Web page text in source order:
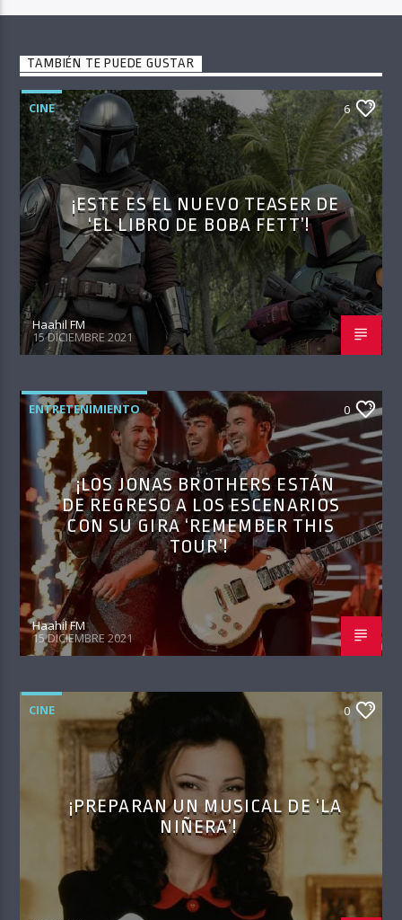
TAMBIÉN TE PUEDE GUSTAR
CINE 6
¡ESTE ES EL NUEVO TEASER DE
‘EL LIBRO DE BOBA FETT’!
Haahil FM
15 DICIEMBRE 2021
ENTRETENIMIENTO 0
¡LOS JONAS BROTHERS ESTÁN
DE REGRESO A LOS ESCENARIOS
CON SU GIRA ‘REMEMBER THIS
TOUR’!
Haahil FM
15 DICIEMBRE 2021
CINE 0
¡PREPARAN UN MUSICAL DE ‘LA
NIÑERA’!